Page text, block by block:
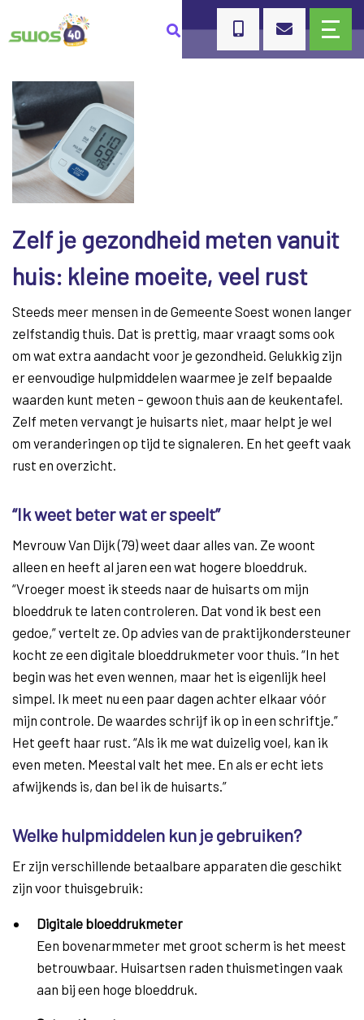
Zelf je gezondheid meten vanuit
huis: kleine moeite, veel rust
Steeds meer mensen in de Gemeente Soest wonen langer
zelfstandig thuis. Dat is prettig, maar vraagt soms ook
om wat extra aandacht voor je gezondheid. Gelukkig zijn
er eenvoudige hulpmiddelen waarmee je zelf bepaalde
waarden kunt meten – gewoon thuis aan de keukentafel.
Zelf meten vervangt je huisarts niet, maar helpt je wel
om veranderingen op tijd te signaleren. En het geeft vaak
rust en overzicht.
“Ik weet beter wat er speelt”
Mevrouw Van Dijk (79) weet daar alles van. Ze woont
alleen en heeft al jaren een wat hogere bloeddruk.
“Vroeger moest ik steeds naar de huisarts om mijn
bloeddruk te laten controleren. Dat vond ik best een
gedoe,” vertelt ze. Op advies van de praktijkondersteuner
kocht ze een digitale bloeddrukmeter voor thuis. “In het
begin was het even wennen, maar het is eigenlijk heel
simpel. Ik meet nu een paar dagen achter elkaar vóór
mijn controle. De waardes schrijf ik op in een schriftje.”
Het geeft haar rust. “Als ik me wat duizelig voel, kan ik
even meten. Meestal valt het mee. En als er echt iets
afwijkends is, dan bel ik de huisarts.”
Welke hulpmiddelen kun je gebruiken?
Er zijn verschillende betaalbare apparaten die geschikt
zijn voor thuisgebruik:
Digitale bloeddrukmeter
Een bovenarmmeter met groot scherm is het meest
betrouwbaar. Huisartsen raden thuismetingen vaak
aan bij een hoge bloeddruk.